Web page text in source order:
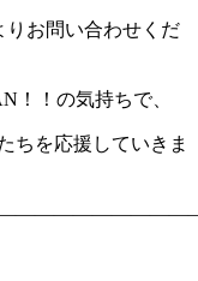
お問い合わせくだ
！！の気持ちで、
ちを応援していきま